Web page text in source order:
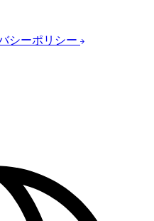
シーポリシー